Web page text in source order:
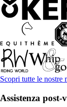
Scopri tutte le nostre
Assistenza